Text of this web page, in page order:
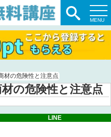
材の危険性と注意点
の危険性と注意点
LINE